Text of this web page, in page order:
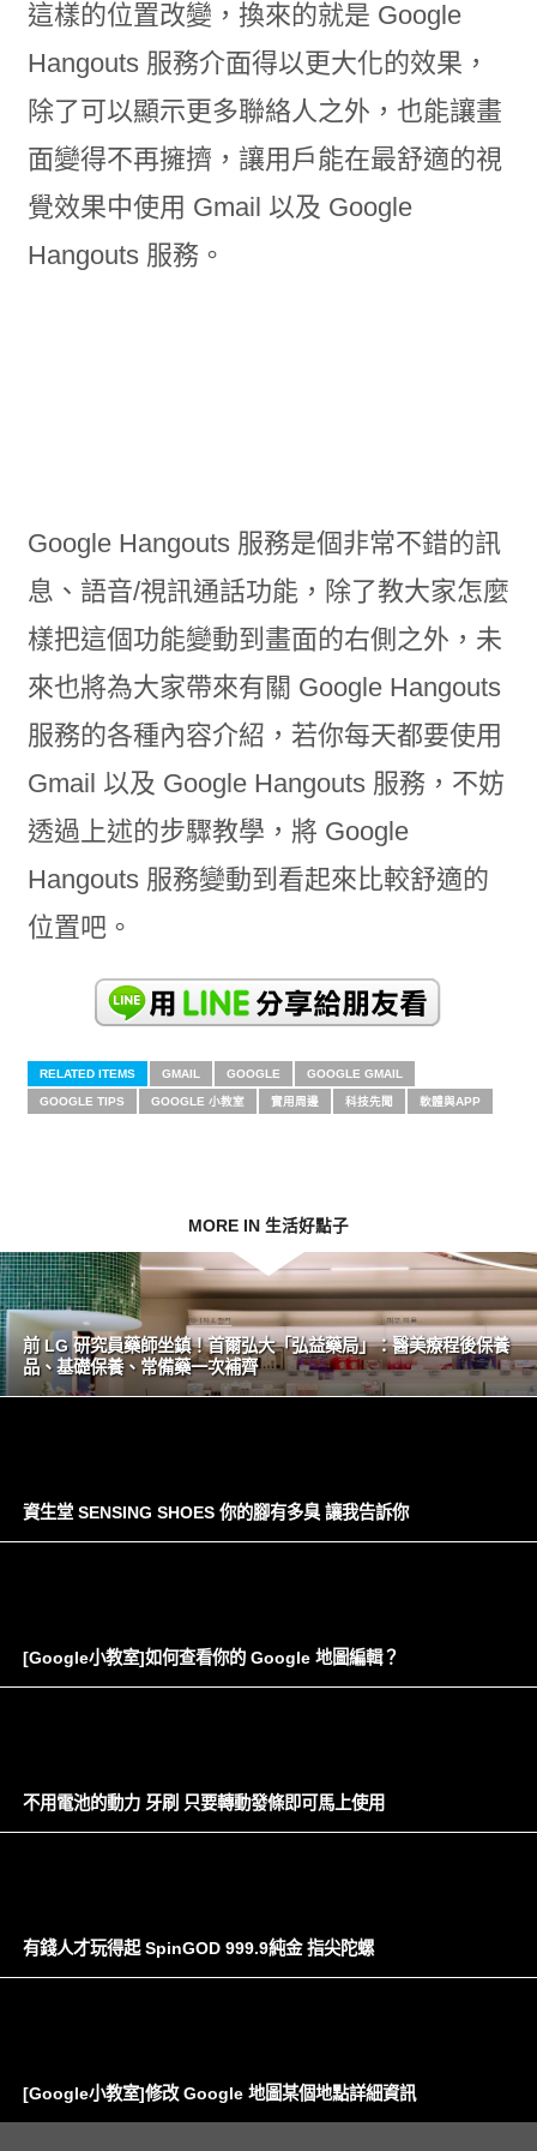
這樣的位置改變，換來的就是 Google
Hangouts 服務介面得以更大化的效果，
除了可以顯示更多聯絡人之外，也能讓畫
面變得不再擁擠，讓用戶能在最舒適的視
覺效果中使用 Gmail 以及 Google
Hangouts 服務。
Google Hangouts 服務是個非常不錯的訊
息、語音/視訊通話功能，除了教大家怎麼
樣把這個功能變動到畫面的右側之外，未
來也將為大家帶來有關 Google Hangouts
服務的各種內容介紹，若你每天都要使用
Gmail 以及 Google Hangouts 服務，不妨
透過上述的步驟教學，將 Google
Hangouts 服務變動到看起來比較舒適的
位置吧。
RELATED ITEMS GMAIL GOOGLE GOOGLE GMAIL
GOOGLE TIPS GOOGLE 小教室 實用周邊 科技先聞 軟體與APP
MORE IN 生活好點子
前 LG 研究員藥師坐鎮！首爾弘大「弘益藥局」：醫美療程後保養
品、基礎保養、常備藥一次補齊
資生堂 SENSING SHOES 你的腳有多臭 讓我告訴你
[Google小教室]如何查看你的 Google 地圖編輯？
不用電池的動力 牙刷 只要轉動發條即可馬上使用
有錢人才玩得起 SpinGOD 999.9純金 指尖陀螺
[Google小教室]修改 Google 地圖某個地點詳細資訊